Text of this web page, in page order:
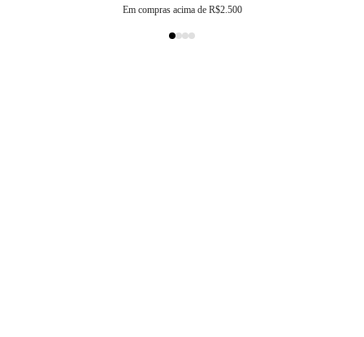
Em compras acima de R$2.500